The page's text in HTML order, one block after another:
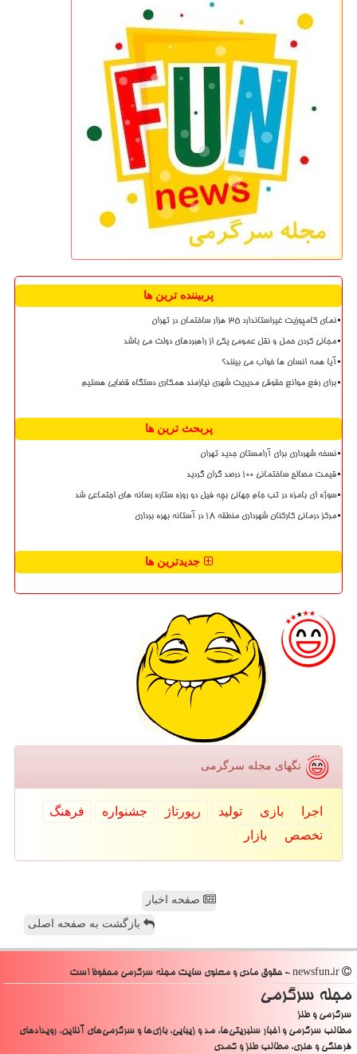
پربیننده ترین ها
نمای کامپوزیت غیراستاندارد ۳۵ هزار ساختمان در تهران
مجانی کردن حمل و نقل عمومی یکی از راهبردهای دولت می باشد
آیا همه انسان ها خواب می بینند؟
برای رفع موانع حقوقی مدیریت شهری نیازمند همکاری دستگاه قضایی هستیم
پربحث ترین ها
نسخه شهرداری برای آرامستان جدید تهران
قیمت مصالح ساختمانی ۱۰۰ درصد گران گردید
سوژه ای بامزه در تب جام جهانی بچه فیل دو روزه ستاره رسانه های اجتماعی شد
مرکز درمانی کارکنان شهرداری منطقه ۱۸ در آستانه بهره برداری
جدیدترین ها
تگهای مجله سرگرمی
اجرا بازی تولید رپورتاژ جشنواره
فرهنگ
تخصص
بازار
صفحه اخبار
بازگشت به صفحه اصلی
مجله سرگرمی
سرگرمی و طنز
مطالب سرگرمی و اخبار سلبریتی‌ها، مد و زیبایی، بازی‌ها و سرگرمی‌های آنلاین، رویدادهای
فرهنگی و هنری، مطالب طنز و کمدی